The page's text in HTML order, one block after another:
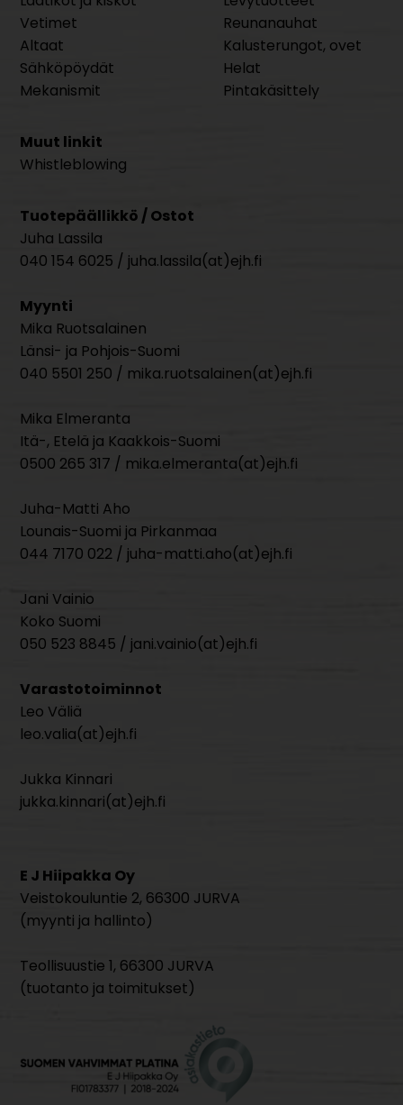
Vetimet
Altaat
Sähköpöydät
Mekanismit
Reunanauhat
Kalusterungot, ovet
Helat
Pintakäsittely
Muut linkit
Whistleblowing
Tuotepäällikkö / Ostot
Juha Lassila
040 154 6025 / juha.lassila(at)ejh.fi
Myynti
Mika Ruotsalainen
Länsi- ja Pohjois-Suomi
040 5501 250 / mika.ruotsalainen(at)ejh.fi
Mika Elmeranta
Itä-, Etelä ja Kaakkois-Suomi
0500 265 317 / mika.elmeranta(at)ejh.fi
Juha-Matti Aho
Lounais-Suomi ja Pirkanmaa
044 7170 022 / juha-matti.aho(at)ejh.fi
Jani Vainio
Koko Suomi
050 523 8845 / jani.vainio(at)ejh.fi
Varastotoiminnot
Leo Väliä
leo.valia(at)ejh.fi
Jukka Kinnari
jukka.kinnari(at)ejh.fi
E J Hiipakka Oy
Veistokouluntie 2, 66300 JURVA
(myynti ja hallinto)
Teollisuustie 1, 66300 JURVA
(tuotanto ja toimitukset)